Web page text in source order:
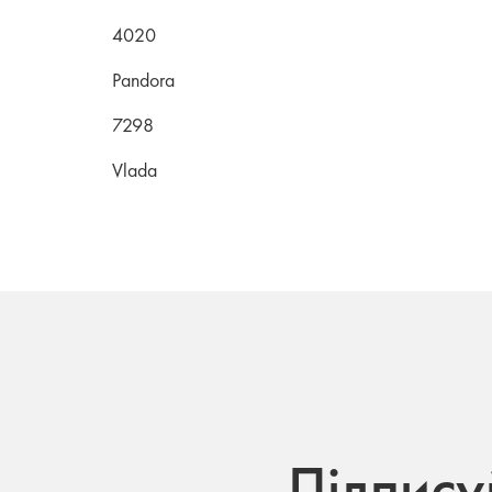
4020
Pandora
7298
Vlada